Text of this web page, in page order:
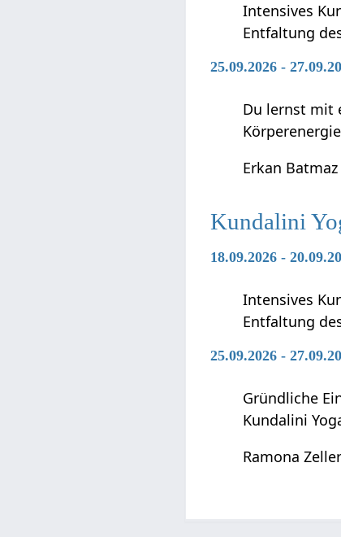
Intensives
Entfaltung
25.09.2026 -
Du lernst mit
Erkan Batmaz
Kundalini
18.09.2026 -
Intensives
Entfaltung
25.09.2026 -
Gründliche
Kundalini
Ramona Zeller